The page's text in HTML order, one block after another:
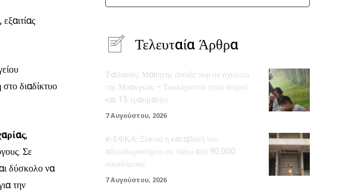
διαδίκτυο
,
Σε
δύσκολο να
την
Τελευταία Άρθρα
Ταϊλάνδη: Μαθητής άνοιξε πυρ σε σχολείο
της Μπανγκόκ – Τουλάχιστον επτά νεκροί
και 15 τραυματίες
7 Αυγούστου, 2026
e-ΕΦΚΑ: Ξεκινά η καταβολή του
αδειοδωροσήμου σε πάνω από 90.000
οικοδόμους
7 Αυγούστου, 2026